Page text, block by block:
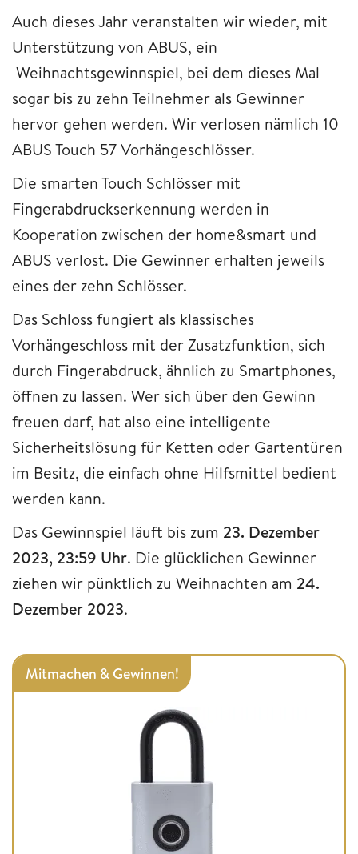
Auch dieses Jahr veranstalten wir wieder, mit
Unterstützung von ABUS, ein
Weihnachtsgewinnspiel, bei dem dieses Mal
sogar bis zu zehn Teilnehmer als Gewinner
hervor gehen werden. Wir verlosen nämlich 10
ABUS Touch 57 Vorhängeschlösser.
Die smarten Touch Schlösser mit
Fingerabdruckserkennung werden in
Kooperation zwischen der home&smart und
ABUS verlost. Die Gewinner erhalten jeweils
eines der zehn Schlösser.
Das Schloss fungiert als klassisches
Vorhängeschloss mit der Zusatzfunktion, sich
durch Fingerabdruck, ähnlich zu Smartphones,
öffnen zu lassen. Wer sich über den Gewinn
freuen darf, hat also eine intelligente
Sicherheitslösung für Ketten oder Gartentüren
im Besitz, die einfach ohne Hilfsmittel bedient
werden kann.
Das Gewinnspiel läuft bis zum 23. Dezember
2023, 23:59 Uhr. Die glücklichen Gewinner
ziehen wir pünktlich zu Weihnachten am 24.
Dezember 2023.
Mitmachen & Gewinnen!